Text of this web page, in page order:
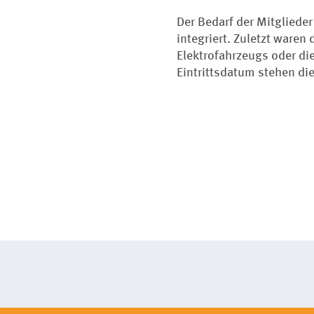
Der Bedarf der
integriert. Zuletzt waren
Elektrofahrzeugs oder
Eintrittsdatum stehen